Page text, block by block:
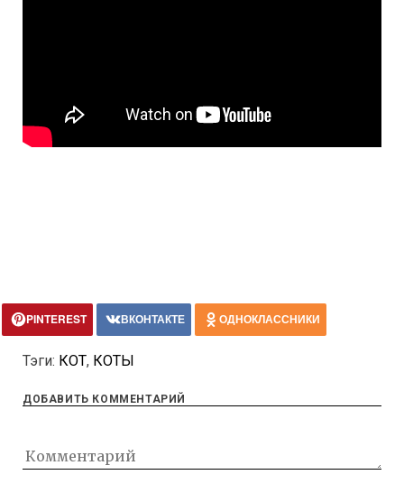
PINTEREST ВКОНТАКТЕ ОДНОКЛАССНИКИ
Тэги: КОТ, КОТЫ
ДОБАВИТЬ КОММЕНТАРИЙ